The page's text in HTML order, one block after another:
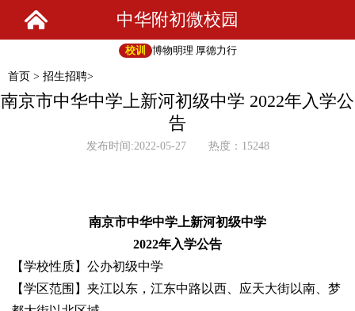
中华附初微校园
校训 博物明理 厚德力行
首页 > 招生招聘>
南京市中华中学上新河初级中学 2022年入学公
告
发布时间:2022-05-27 热度：15248
南京市中华中学上新河初级中学
2022年入学公告
【学校性质】公办初级中学
【学区范围】夹江以东，江东中路以西、应天大街以南、梦